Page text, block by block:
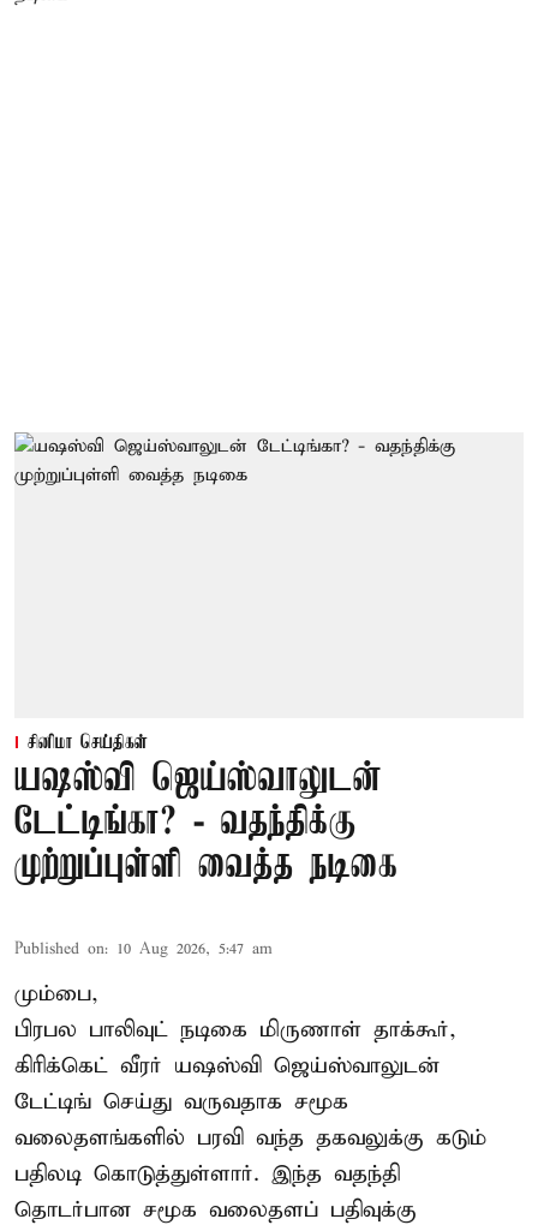
சினிமா செய்திகள்
யஷஸ்வி ஜெய்ஸ்வாலுடன்
டேட்டிங்கா? - வதந்திக்கு
முற்றுப்புள்ளி வைத்த நடிகை
Published on: 10 Aug 2026, 5:47 am
மும்பை,
பிரபல பாலிவுட் நடிகை மிருணாள் தாக்கூர்,
கிரிக்கெட் வீரர் யஷஸ்வி ஜெய்ஸ்வாலுடன்
டேட்டிங் செய்து வருவதாக சமூக
வலைதளங்களில் பரவி வந்த தகவலுக்கு கடும்
பதிலடி கொடுத்துள்ளார். இந்த வதந்தி
தொடர்பான சமூக வலைதளப் பதிவுக்கு